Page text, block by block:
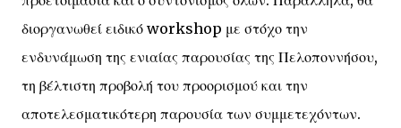
διοργανωθεί ειδικό workshop με στόχο την
ενδυνάμωση της ενιαίας παρουσίας της Πελοποννήσου,
τη βέλτιστη προβολή του προορισμού και την
αποτελεσματικότερη παρουσία των συμμετεχόντων.